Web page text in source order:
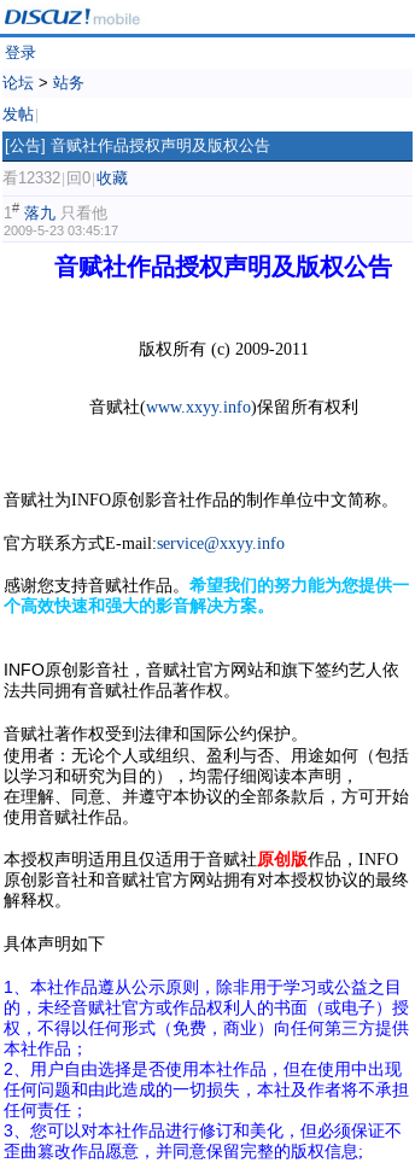
登录
论坛 > 站务
发帖
[公告] 音赋社作品授权声明及版权公告
看12332 回0 收藏
1# 落九 只看他
2009-5-23 03:45:17
音赋社作品授权声明及版权公告
版权所有 (c) 2009-2011
音赋社(www.xxyy.info)保留所有权利
音赋社为INFO原创影音社作品的制作单位中文简称。
官方联系方式E-mail:service@xxyy.info
感谢您支持音赋社作品。 希望我们的努力能为您提供一
个高效快速和强大的影音解决方案。
INFO原创影音社，音赋社官方网站和旗下签约艺人依
法共同拥有音赋社作品著作权。
音赋社著作权受到法律和国际公约保护。
使用者：无论个人或组织、盈利与否、用途如何（包括
以学习和研究为目的），均需仔细阅读本声明，
在理解、同意、并遵守本协议的全部条款后，方可开始
使用音赋社作品。
本授权声明适用且仅适用于音赋社原创版作品，INFO
原创影音社和音赋社官方网站拥有对本授权协议的最终
解释权。
具体声明如下
1、本社作品遵从公示原则，除非用于学习或公益之目
的，未经音赋社官方或作品权利人的书面（或电子）授
权，不得以任何形式（免费，商业）向任何第三方提供
本社作品；
2、用户自由选择是否使用本社作品，但在使用中出现
任何问题和由此造成的一切损失，本社及作者将不承担
任何责任；
3、您可以对本社作品进行修订和美化，但必须保证不
歪曲篡改作品愿意，并同意保留完整的版权信息;